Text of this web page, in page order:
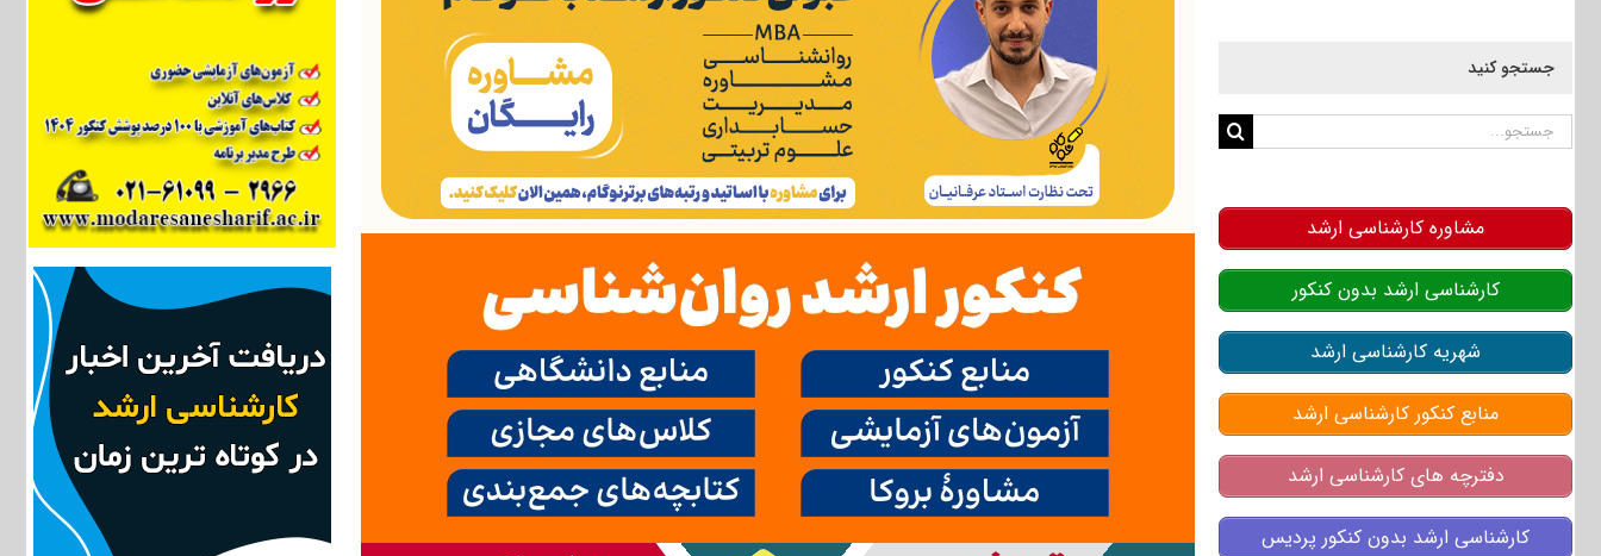
جستجو کنید
جستجو
مشاوره کارشناسی ارشد
کارشناسی ارشد بدون کنکور
شهریه کارشناسی ارشد
منابع کنکور کارشناسی ارشد
دفترچه های کارشناسی ارشد
کارشناسی ارشد بدون کنکور پردیس